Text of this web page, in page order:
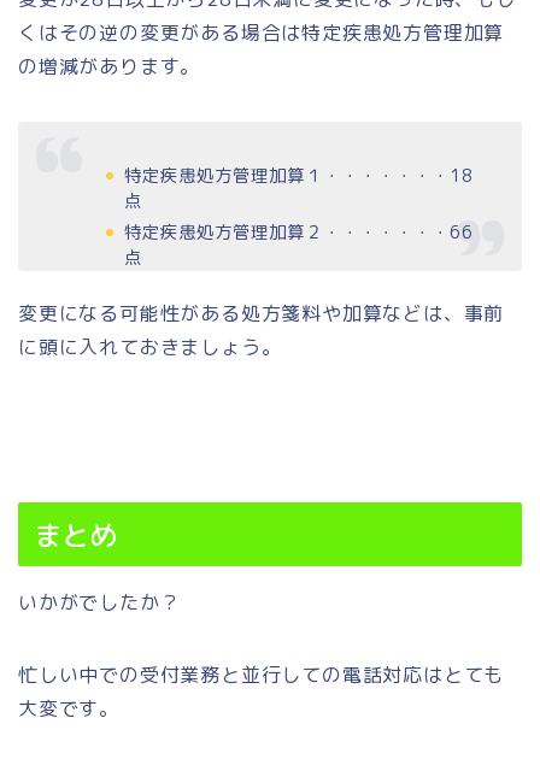
くはその逆の変更がある場合は特定疾患処方管理加算
の増減があります。
特定疾患処方管理加算１・・・・・・・18
点
特定疾患処方管理加算２・・・・・・・66
点
変更になる可能性がある処方箋料や加算などは、事前
に頭に入れておきましょう。
まとめ
いかがでしたか？
忙しい中での受付業務と並行しての電話対応はとても
大変です。